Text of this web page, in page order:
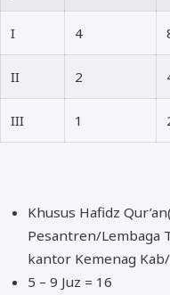
I 4
II 2
III 1
Khusus Hafidz
Pesantren/Lembaga
kantor Kemenag
5 – 9 Juz = 16